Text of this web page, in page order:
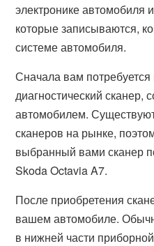
электронике автомобиля
которые записываются,
системе автомобиля.
Сначала вам потребуется
диагностический
автомобилем.
сканеров на рынке,
выбранный вами сканер
Skoda Octavia A7.
После приобретения
вашем автомобиле.
в нижней части